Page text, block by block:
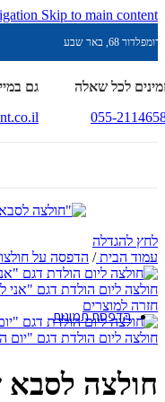
Skip to main content
68, באר שבע
לכל שאלה
055-
גם
בוצרים עם חריטה
כובעים ממותגים
אין לי ארץ אחרת
מעמד נרות
הדפסת תמונות
לחץ להגדלה
עמוד הבית/ הדפסה על
חולצה ליום הולדת דגם "אני לא בן 70 אני בן 20 אם 50
חזרה למוצרים
חולצה ליום הולדת דגם "יום
חולצה לסבא